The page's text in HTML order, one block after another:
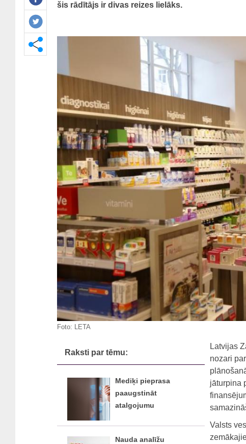
šis rādītājs ir divas reizes lielāks.
Foto: LETA
Raksti par tēmu:
Mediķi pieprasa
paaugstināt
atalgojumu
Nauda analīžu
Latvijas
nozari
jāturpina
Valsts